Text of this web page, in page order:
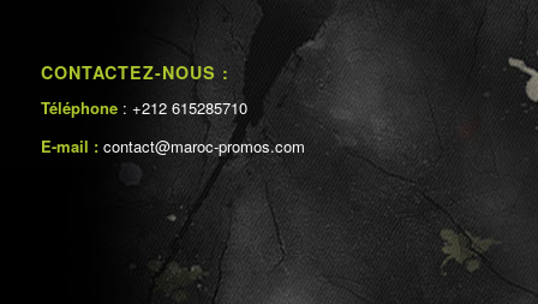
CONTACTEZ-NOUS :
Téléphone : +212 615285710
E-mail : contact@maroc-promos.com